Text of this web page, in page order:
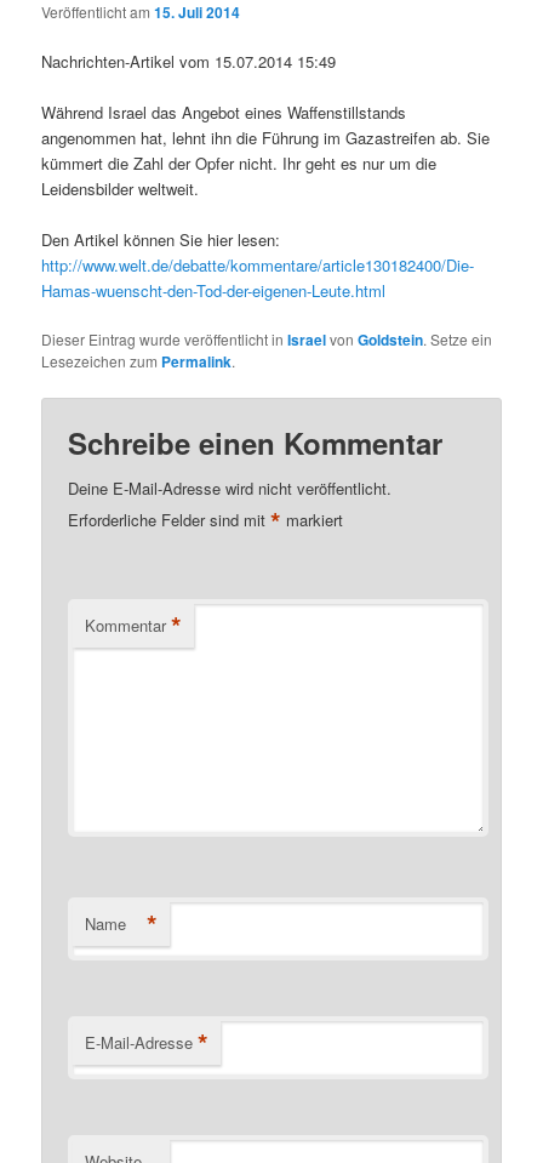
Veröffentlicht am15. Juli 2014
Nachrichten-Artikel vom 15.07.2014 15:49
Während Israel das Angebot eines Waffenstillstands
angenommen hat, lehnt ihn die Führung im Gazastreifen ab. Sie
kümmert die Zahl der Opfer nicht. Ihr geht es nur um die
Leidensbilder weltweit.
Den Artikel können Sie hier lesen:
http://www.welt.de/debatte/kommentare/article130182400/Die-
Hamas-wuenscht-den-Tod-der-eigenen-Leute.html
Dieser Eintrag wurde veröffentlicht inIsraelvonGoldstein. Setze ein
Lesezeichen zum Permalink.
Schreibe einen Kommentar
Deine E-Mail-Adresse wird nicht veröffentlicht.
Erforderliche Felder sind mit* markiert
Kommentar *
Name *
E-Mail-Adresse *